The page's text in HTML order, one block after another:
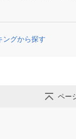
ングから探す
ペー